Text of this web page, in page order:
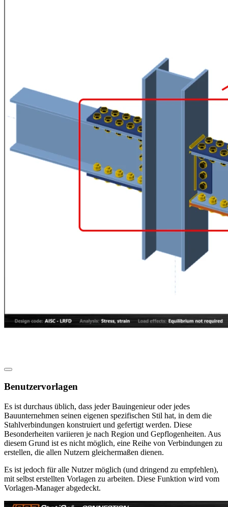
Benutzervorlagen
Es ist durchaus üblich, dass jeder Bauingenieur oder jedes
Bauunternehmen seinen eigenen spezifischen Stil hat, in dem die
Stahlverbindungen konstruiert und gefertigt werden. Diese
Besonderheiten variieren je nach Region und Gepflogenheiten. Aus
diesem Grund ist es nicht möglich, eine Reihe von Verbindungen zu
erstellen, die allen Nutzern gleichermaßen dienen.
Es ist jedoch für alle Nutzer möglich (und dringend zu empfehlen),
mit selbst erstellten Vorlagen zu arbeiten. Diese Funktion wird vom
Vorlagen-Manager abgedeckt.